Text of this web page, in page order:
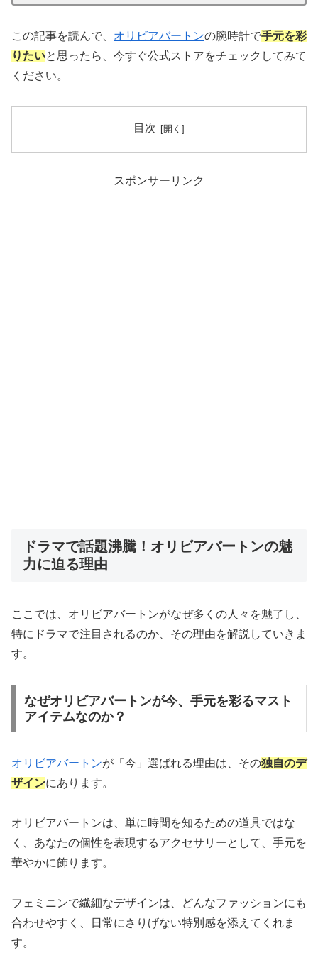
この記事を読んで、 オリビアバートンの腕時計で手元を彩
りたいと思ったら、今すぐ公式ストアをチェックしてみて
ください。
目次
スポンサーリンク
ドラマで話題沸騰！オリビアバートンの魅
力に迫る理由
ここでは、オリビアバートンがなぜ多くの人々を魅了し、
特にドラマで注目されるのか、その理由を解説していきま
す。
なぜオリビアバートンが今、手元を彩るマスト
アイテムなのか？
オリビアバートンが「今」選ばれる理由は、その独自のデ
ザインにあります。
オリビアバートンは、単に時間を知るための道具ではな
く、あなたの個性を表現するアクセサリーとして、手元を
華やかに飾ります。
フェミニンで繊細なデザインは、どんなファッションにも
合わせやすく、日常にさりげない特別感を添えてくれま
す。